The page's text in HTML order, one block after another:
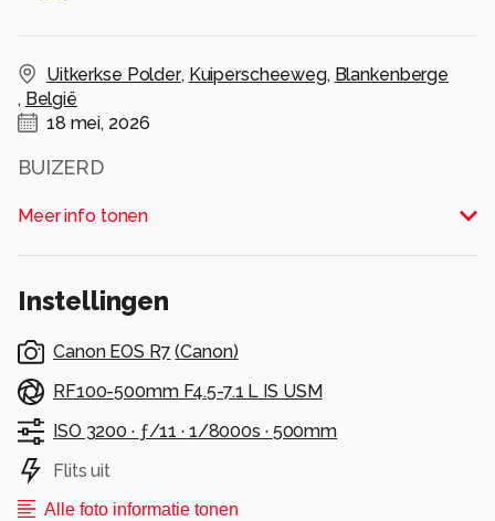
Uitkerkse Polder, Kuiperscheeweg, Blankenberge
, België
18 mei, 2026
BUIZERD
Alle rechten voorbehouden
Meer info tonen
Instellingen
Canon EOS R7 (Canon)
RF100-500mm F4.5-7.1 L IS USM
ISO 3200 · ƒ/11 · 1/8000s · 500mm
Flits uit
Alle foto informatie tonen